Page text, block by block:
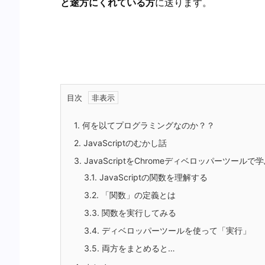
と途方にくれている方に送ります。
目次
1. 何を以てプログラミングなのか？？
2. JavaScriptのむかし話
3. JavaScriptをChromeディベロッパーツールで
3.1. JavaScriptの関数を理解する
3.2. 「関数」の定義とは
3.3. 関数を実行してみる
3.4. ディベロッパーツールを使って「実行」
3.5. 両方をまとめると…